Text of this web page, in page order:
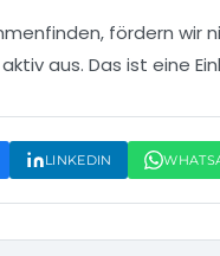
fördern wir
aktiv aus. Das ist eine
LINKEDIN